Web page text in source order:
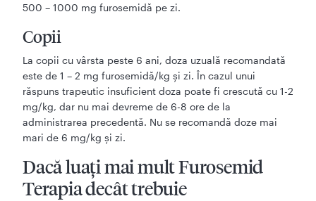
500 – 1000 mg furosemidă pe zi.
Copii
La copii cu vârsta peste 6 ani, doza uzuală recomandată
este de 1 – 2 mg furosemidă/kg şi zi. În cazul unui
răspuns trapeutic insuficient doza poate fi crescută cu 1-2
mg/kg, dar nu mai devreme de 6-8 ore de la
administrarea precedentă. Nu se recomandă doze mai
mari de 6 mg/kg şi zi.
Dacă luaţi mai mult Furosemid
Terapia decât trebuie